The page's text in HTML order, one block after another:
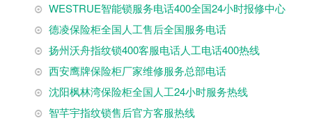
WESTRUE智能锁服务电话400全国24小时报修中心
德凌保险柜全国人工售后全国服务电话
扬州沃舟指纹锁400客服电话人工电话400热线
西安鹰牌保险柜厂家维修服务总部电话
沈阳枫林湾保险柜全国人工24小时服务热线
智芊宇指纹锁售后官方客服热线